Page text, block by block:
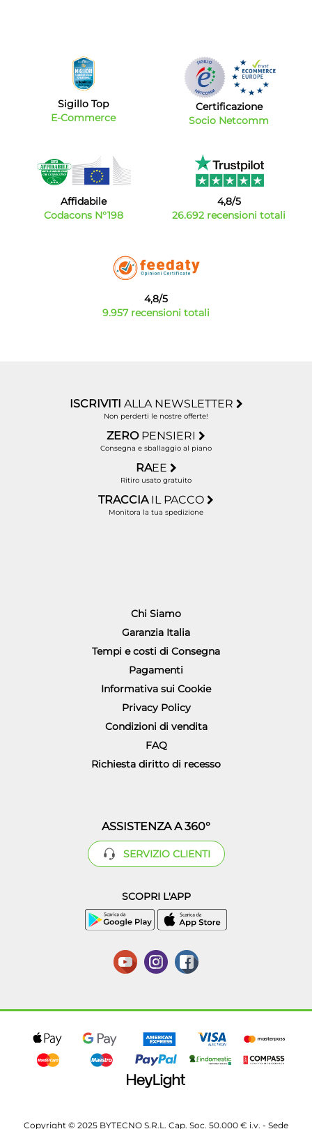
Sigillo Top
E-Commerce
Certificazione
Socio Netcomm
Affidabile
Codacons N°198
4,8/5
26.692 recensioni totali
4,8/5
9.957 recensioni totali
ISCRIVITI ALLA NEWSLETTER
Non perderti le nostre offerte!
ZERO PENSIERI
Consegna e sballaggio al piano
RAEE
Ritiro usato gratuito
TRACCIA IL PACCO
Monitora la tua spedizione
Chi Siamo
Garanzia Italia
Tempi e costi di Consegna
Pagamenti
Informativa sui Cookie
Privacy Policy
Condizioni di vendita
FAQ
Richiesta diritto di recesso
ASSISTENZA A 360°
SERVIZIO CLIENTI
SCOPRI L'APP
Copyright © 2025 BYTECNO S.R.L. Cap. Soc. 50.000 € i.v. - Sede